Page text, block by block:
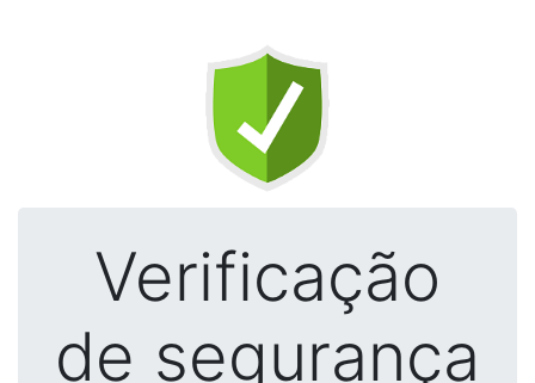
Verificação
de segurança